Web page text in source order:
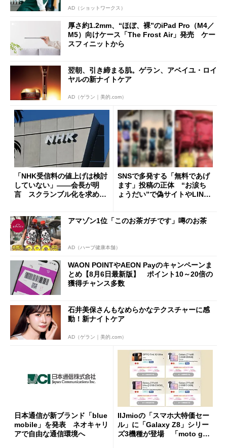
AD（ショットワークス）
厚さ約1.2mm、“ほぼ、裸”のiPad Pro（M4／
M5）向けケース「The Frost Air」発売 ケー
スフィニットから
翌朝、引き締まる肌。ゲラン、アベイユ・ロイ
ヤルの新ナイトケア
AD（ゲラン｜美的.com）
「NHK受信料の値上げは検討
していない」――会長が明
言 スクランブル化を求める
SNSで多発する「無料であげ
ます」投稿の正体 “お涙ち
ょうだい”で偽サイトやLINE
アマゾン1位「このお茶ガチです」噂のお茶
AD（ハーブ健康本舗）
WAON POINTやAEON Payのキャンペーンま
とめ【8月6日最新版】 ポイント10～20倍の
獲得チャンス多数
石井美保さんもなめらかなテクスチャーに感
動！新ナイトケア
AD（ゲラン｜美的.com）
日本通信が新ブランド「blue
mobile」を発表 ネオキャリ
アで自由な通信環境へ
IIJmioの「スマホ大特価セー
ル」に「Galaxy Z8」シリー
ズ3機種が登場 「moto g37